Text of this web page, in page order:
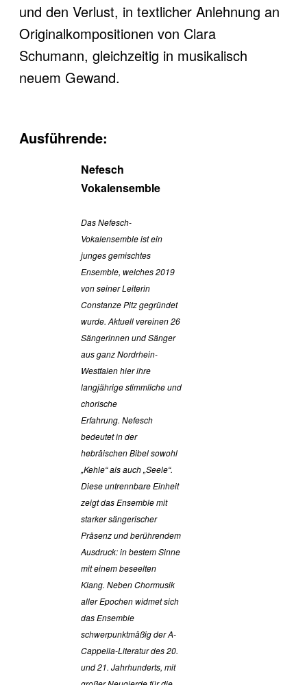
und den Verlust, in textlicher Anlehnung an
Originalkompositionen von Clara
Schumann, gleichzeitig in musikalisch
neuem Gewand.
Ausführende:
Nefesch
Vokalensemble
Das Nefesch-
Vokalensemble ist ein
junges gemischtes
Ensemble, welches 2019
von seiner Leiterin
Constanze Pitz gegründet
wurde. Aktuell vereinen 26
Sängerinnen und Sänger
aus ganz Nordrhein-
Westfalen hier ihre
langjährige stimmliche und
chorische
Erfahrung. Nefesch
bedeutet in der
hebräischen Bibel sowohl
„Kehle“ als auch „Seele“.
Diese untrennbare Einheit
zeigt das Ensemble mit
starker sängerischer
Präsenz und berührendem
Ausdruck: in bestem Sinne
mit einem beseelten
Klang. Neben Chormusik
aller Epochen widmet sich
das Ensemble
schwerpunktmäßig der A-
Cappella-Literatur des 20.
und 21. Jahrhunderts, mit